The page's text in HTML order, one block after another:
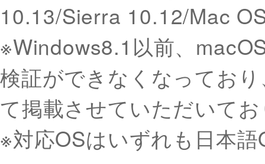
10.13/Sierra 10.12/Mac
※Windows8.1以前、
検証ができなくなってお
て掲載させていただいて
※対応OSはいずれも日本